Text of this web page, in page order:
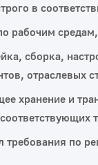
в
рабочим
сборка,
отраслевых
хранение и
требования по